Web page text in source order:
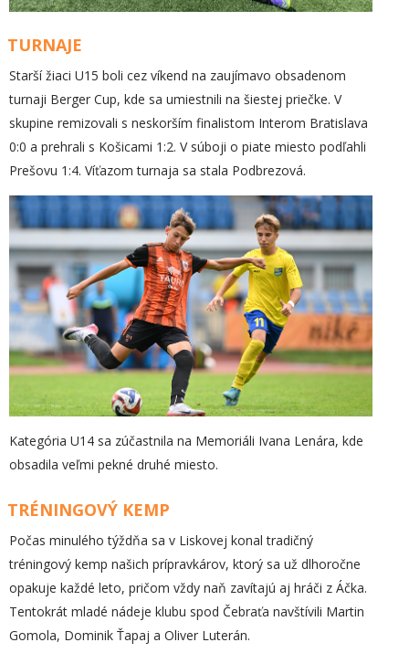
TURNAJE
Starší žiaci U15 boli cez víkend na zaujímavo obsadenom
turnaji Berger Cup, kde sa umiestnili na šiestej priečke. V
skupine remizovali s neskorším finalistom Interom Bratislava
0:0 a prehrali s Košicami 1:2. V súboji o piate miesto podľahli
Prešovu 1:4. Víťazom turnaja sa stala Podbrezová.
Kategória U14 sa zúčastnila na Memoriáli Ivana Lenára, kde
obsadila veľmi pekné druhé miesto.
TRÉNINGOVÝ KEMP
Počas minulého týždňa sa v Liskovej konal tradičný
tréningový kemp našich prípravkárov, ktorý sa už dlhoročne
opakuje každé leto, pričom vždy naň zavítajú aj hráči z Áčka.
Tentokrát mladé nádeje klubu spod Čebraťa navštívili Martin
Gomola, Dominik Ťapaj a Oliver Luterán.